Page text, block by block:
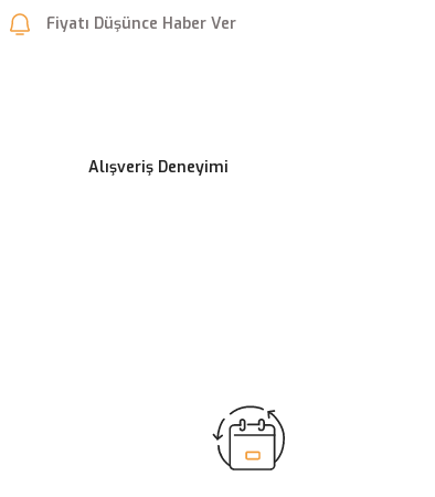
Fiyatı Düşünce Haber Ver
Alışveriş Deneyimi